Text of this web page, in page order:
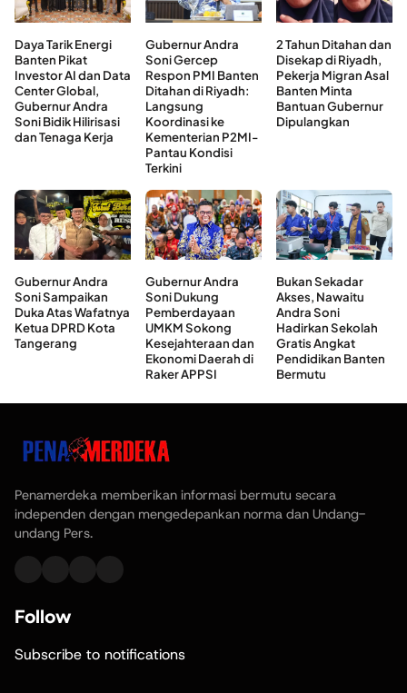
Daya Tarik Energi
Banten Pikat
Investor AI dan Data
Center Global,
Gubernur Andra
Soni Bidik Hilirisasi
dan Tenaga Kerja
Gubernur Andra
Soni Gercep
Respon PMI Banten
Ditahan di Riyadh:
Langsung
Koordinasi ke
Kementerian P2MI-
Pantau Kondisi
Terkini
2 Tahun Ditahan dan
Disekap di Riyadh,
Pekerja Migran Asal
Banten Minta
Bantuan Gubernur
Dipulangkan
Gubernur Andra
Soni Sampaikan
Duka Atas Wafatnya
Ketua DPRD Kota
Tangerang
Gubernur Andra
Soni Dukung
Pemberdayaan
UMKM Sokong
Kesejahteraan dan
Ekonomi Daerah di
Raker APPSI
Bukan Sekadar
Akses, Nawaitu
Andra Soni
Hadirkan Sekolah
Gratis Angkat
Pendidikan Banten
Bermutu
Penamerdeka memberikan informasi bermutu secara
independen dengan mengedepankan norma dan Undang-
undang Pers.
Follow
Subscribe to notifications